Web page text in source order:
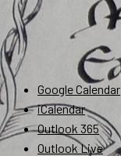
Google Calendar
iCalendar
Outlook 365
Outlook Live